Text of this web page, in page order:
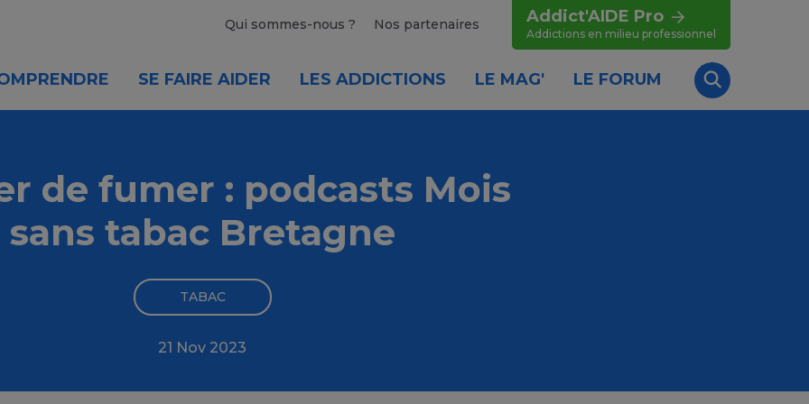
Qui sommes-nous ? Nos partenaires Addict'AIDE Pro
Addictions en milieu professionnel
SE FAIRE AIDER LES ADDICTIONS LE MAG' LE FORUM
Recherche
de fumer : podcasts Mois
sans tabac Bretagne
TABAC
21 Nov 2023